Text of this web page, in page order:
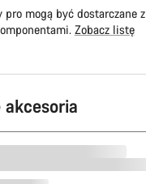
pro mogą być dostarczane z
Zobacz listę